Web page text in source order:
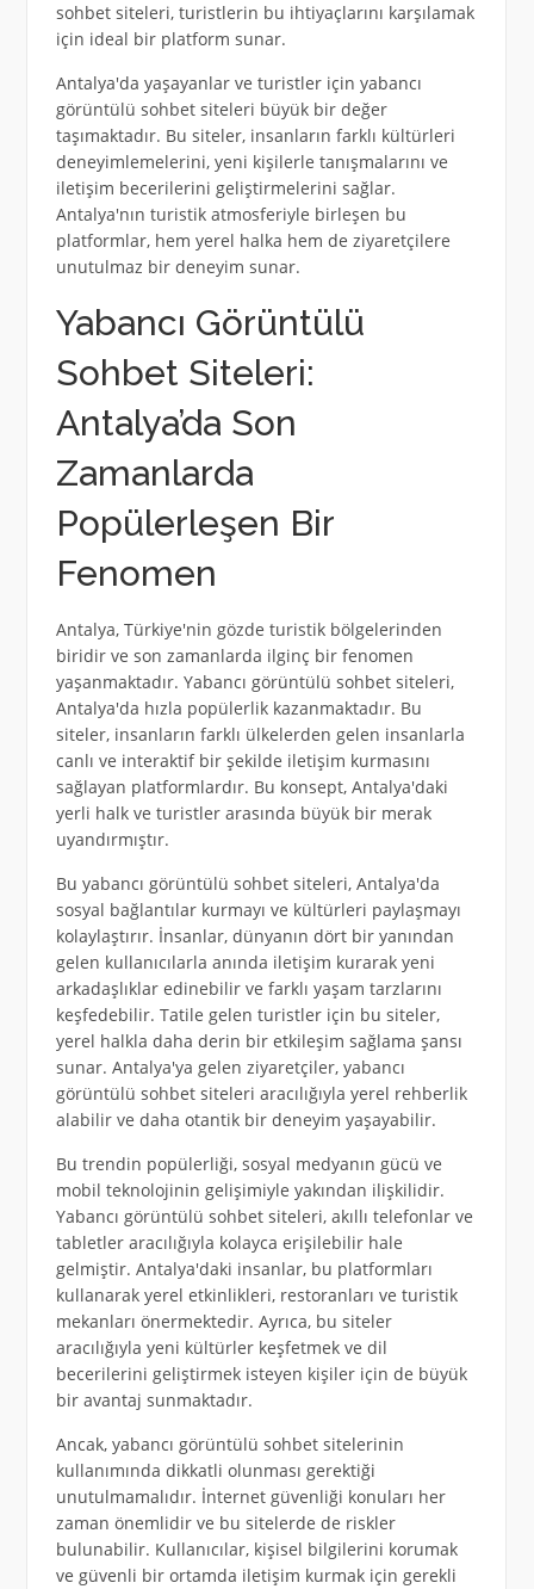
sohbet siteleri, turistlerin bu ihtiyaçlarını karşılamak
için ideal bir platform sunar.
Antalya'da yaşayanlar ve turistler için yabancı
görüntülü sohbet siteleri büyük bir değer
taşımaktadır. Bu siteler, insanların farklı kültürleri
deneyimlemelerini, yeni kişilerle tanışmalarını ve
iletişim becerilerini geliştirmelerini sağlar.
Antalya'nın turistik atmosferiyle birleşen bu
platformlar, hem yerel halka hem de ziyaretçilere
unutulmaz bir deneyim sunar.
Yabancı Görüntülü
Sohbet Siteleri:
Antalya’da Son
Zamanlarda
Popülerleşen Bir
Fenomen
Antalya, Türkiye'nin gözde turistik bölgelerinden
biridir ve son zamanlarda ilginç bir fenomen
yaşanmaktadır. Yabancı görüntülü sohbet siteleri,
Antalya'da hızla popülerlik kazanmaktadır. Bu
siteler, insanların farklı ülkelerden gelen insanlarla
canlı ve interaktif bir şekilde iletişim kurmasını
sağlayan platformlardır. Bu konsept, Antalya'daki
yerli halk ve turistler arasında büyük bir merak
uyandırmıştır.
Bu yabancı görüntülü sohbet siteleri, Antalya'da
sosyal bağlantılar kurmayı ve kültürleri paylaşmayı
kolaylaştırır. İnsanlar, dünyanın dört bir yanından
gelen kullanıcılarla anında iletişim kurarak yeni
arkadaşlıklar edinebilir ve farklı yaşam tarzlarını
keşfedebilir. Tatile gelen turistler için bu siteler,
yerel halkla daha derin bir etkileşim sağlama şansı
sunar. Antalya'ya gelen ziyaretçiler, yabancı
görüntülü sohbet siteleri aracılığıyla yerel rehberlik
alabilir ve daha otantik bir deneyim yaşayabilir.
Bu trendin popülerliği, sosyal medyanın gücü ve
mobil teknolojinin gelişimiyle yakından ilişkilidir.
Yabancı görüntülü sohbet siteleri, akıllı telefonlar ve
tabletler aracılığıyla kolayca erişilebilir hale
gelmiştir. Antalya'daki insanlar, bu platformları
kullanarak yerel etkinlikleri, restoranları ve turistik
mekanları önermektedir. Ayrıca, bu siteler
aracılığıyla yeni kültürler keşfetmek ve dil
becerilerini geliştirmek isteyen kişiler için de büyük
bir avantaj sunmaktadır.
Ancak, yabancı görüntülü sohbet sitelerinin
kullanımında dikkatli olunması gerektiği
unutulmamalıdır. İnternet güvenliği konuları her
zaman önemlidir ve bu sitelerde de riskler
bulunabilir. Kullanıcılar, kişisel bilgilerini korumak
ve güvenli bir ortamda iletişim kurmak için gerekli